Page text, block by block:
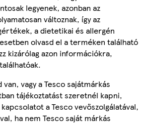
legyenek, azonban az
változnak, így az
a dietetikai és allergén
olvasd el a terméken található
kizárólag azon információkra,
vagy a Tesco sajátmárkás
tájékoztatást szeretnél kapni,
a Tesco vevőszolgálatával,
ha nem Tesco saját márkás